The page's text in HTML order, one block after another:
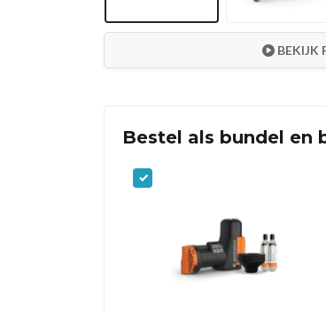
BEKIJK
Bestel als bundel en